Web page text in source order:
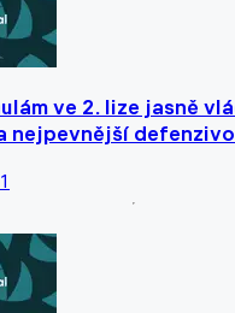
ve 2. lize jasně
nejpevnější